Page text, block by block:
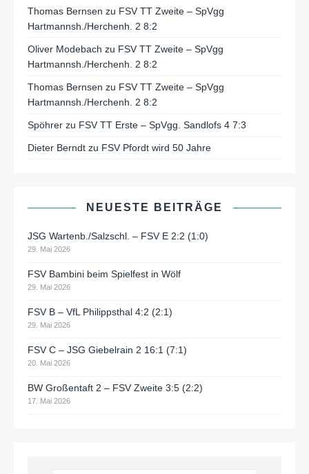
Thomas Bernsen zu FSV TT Zweite – SpVgg
Hartmannsh./Herchenh. 2 8:2
Oliver Modebach zu FSV TT Zweite – SpVgg
Hartmannsh./Herchenh. 2 8:2
Thomas Bernsen zu FSV TT Zweite – SpVgg
Hartmannsh./Herchenh. 2 8:2
Spöhrer zu FSV TT Erste – SpVgg. Sandlofs 4 7:3
Dieter Berndt zu FSV Pfordt wird 50 Jahre
NEUESTE BEITRÄGE
JSG Wartenb./Salzschl. – FSV E 2:2 (1:0)
29. Mai 2026
FSV Bambini beim Spielfest in Wölf
29. Mai 2026
FSV B – VfL Philippsthal 4:2 (2:1)
29. Mai 2026
FSV C – JSG Giebelrain 2 16:1 (7:1)
20. Mai 2026
BW Großentaft 2 – FSV Zweite 3:5 (2:2)
17. Mai 2026